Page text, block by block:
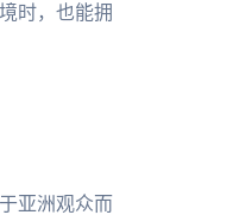
时，也能拥
亚洲观众而